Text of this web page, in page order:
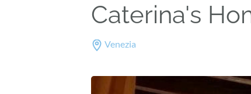
Caterina's
Venezia